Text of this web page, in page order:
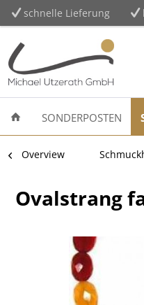
schnelle Lieferung
SONDERPOSTEN
Overview
Ovalstrang